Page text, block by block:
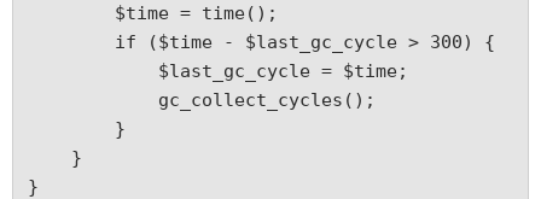
        $time = time();
        if ($time - $last_gc_cycle > 300) {
            $last_gc_cycle = $time;
            gc_collect_cycles();
        }
    }
}